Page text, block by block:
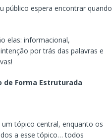
público espera encontrar quando
elas: informacional,
por trás das palavras e
de Forma Estruturada
tópico central, enquanto os
a esse tópico… todos